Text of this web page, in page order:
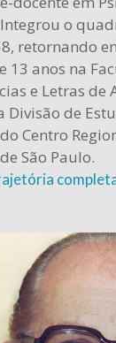
o
retornando
13 anos na
e Letras de
Divisão de
Centro
São Paulo.